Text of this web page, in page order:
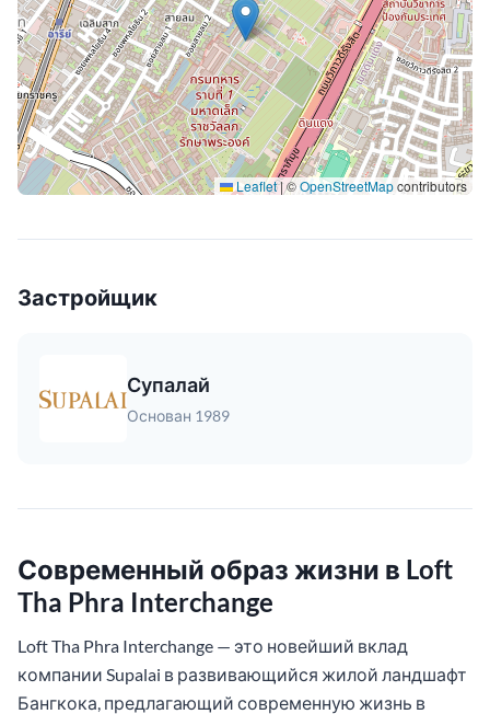
Leaflet|©OpenStreetMapcontributors
Застройщик
Супалай
Основан 1989
Современный образ жизни в Loft
Tha Phra Interchange
Loft Tha Phra Interchange — это новейший вклад
компании Supalai в развивающийся жилой ландшафт
Бангкока, предлагающий современную жизнь в